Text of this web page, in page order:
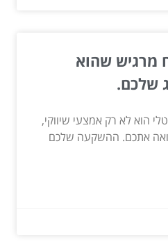
מרגיש שהוא
שלכם.
הוא לא רק אמצעי שיווקי,
אתכם. ההשקעה שלכם